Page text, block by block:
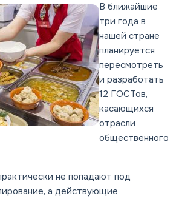
В ближайшие
три года в
нашей стране
планируется
пересмотреть
и разработать
12 ГОСТов,
касающихся
отрасли
общественного
не попадают под
а действующие